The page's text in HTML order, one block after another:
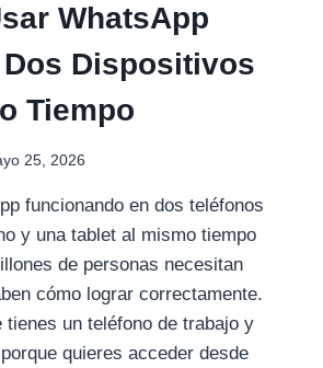
WhatsApp
Dispositivos
Tiempo
25, 2026
funcionando en dos teléfonos
y una tablet al mismo tiempo
de personas necesitan
cómo lograr correctamente.
tienes un teléfono de trabajo y
quieres acceder desde